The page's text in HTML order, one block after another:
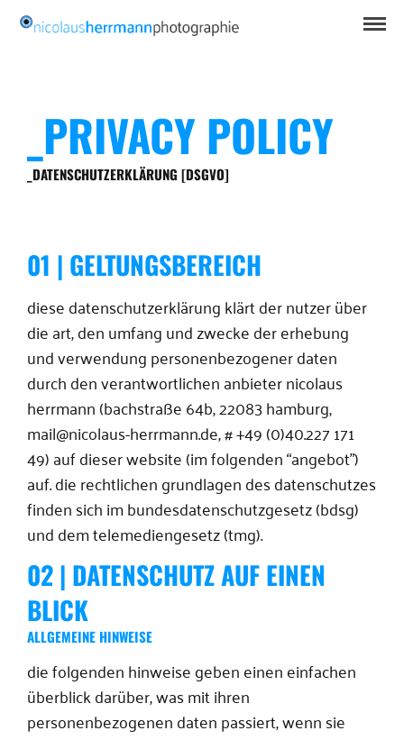
_PRIVACY POLICY
_DATENSCHUTZERKLÄRUNG [DSGVO]
01 | GELTUNGSBEREICH
diese datenschutzerklärung klärt der nutzer über
die art, den umfang und zwecke der erhebung
und verwendung personenbezogener daten
durch den verantwortlichen anbieter nicolaus
herrmann (bachstraße 64b, 22083 hamburg,
mail@nicolaus-herrmann.de, # +49 (0)40.227 171
49) auf dieser website (im folgenden “angebot”)
auf. die rechtlichen grundlagen des datenschutzes
finden sich im bundesdatenschutzgesetz (bdsg)
und dem telemediengesetz (tmg).
02 | DATENSCHUTZ AUF EINEN
BLICK
ALLGEMEINE HINWEISE
die folgenden hinweise geben einen einfachen
überblick darüber, was mit ihren
personenbezogenen daten passiert, wenn sie